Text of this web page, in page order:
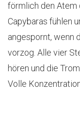
förmlich den Atem
Capybaras fühlen
angespornt, wenn
vorzog. Alle vier
hören und die
Volle